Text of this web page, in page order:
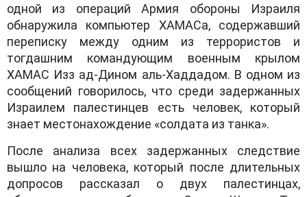
одной из операций Армия обороны Израиля
обнаружила компьютер ХАМАСа, содержавший
переписку между одним из террористов и
тогдашним командующим военным крылом
ХАМАС Изз ад-Дином аль-Хаддадом. В одном из
сообщений говорилось, что среди задержанных
Израилем палестинцев есть человек, который
знает местонахождение «солдата из танка».
После анализа всех задержанных следствие
вышло на человека, который после длительных
допросов рассказал о двух палестинцах,